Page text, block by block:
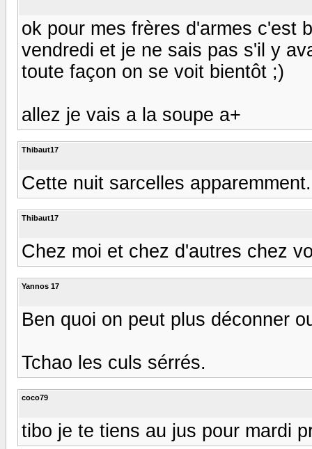
ok pour mes frères d'armes c'est
vendredi et je ne sais pas s'il y
toute façon on se voit bientôt ;)
allez je vais a la soupe a+
Thibaut17
Cette nuit sarcelles
Thibaut17
Chez moi et chez d'autres chez
Yannos 17
Ben quoi on peut plus déconner
Tchao les culs sérrés.
coco79
tibo je te tiens au jus pour mardi